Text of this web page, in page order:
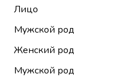
Лицо
Мужской род
Женский род
Мужской род